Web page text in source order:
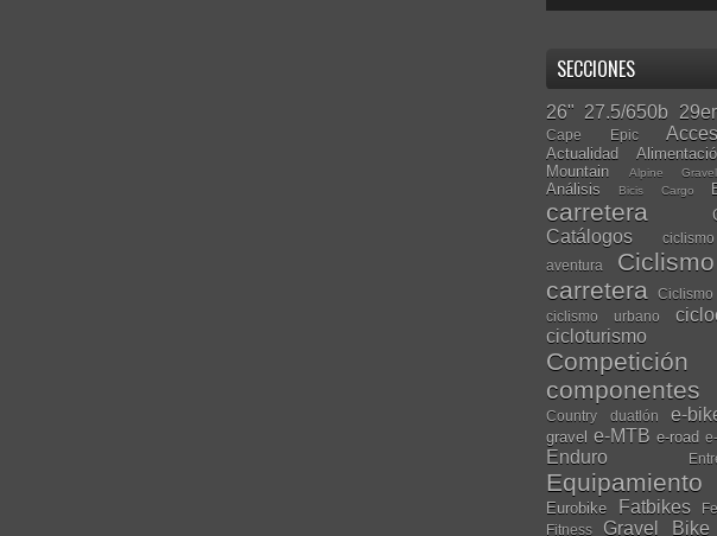
SECCIONES
26" 27.5/650b 29er
Cape Epic
Actualidad
Mountain
Alpine
Análisis Bicis Cargo
carretera
Catálogos
aventura
carretera
Ciclismo
ciclismo urbano
cicloturismo
Competición
componentes
Country duatlón e-
gravel e-MTB e-road
Enduro
Equipamiento
Eurobike Fatbikes
Fitness
Gravel Bike